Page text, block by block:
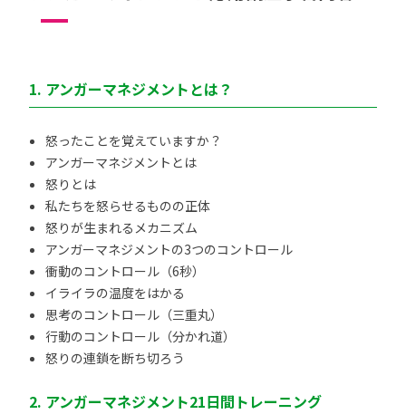
1. アンガーマネジメントとは？
怒ったことを覚えていますか？
アンガーマネジメントとは
怒りとは
私たちを怒らせるものの正体
怒りが生まれるメカニズム
アンガーマネジメントの3つのコントロール
衝動のコントロール（6秒）
イライラの温度をはかる
思考のコントロール（三重丸）
行動のコントロール（分かれ道）
怒りの連鎖を断ち切ろう
2. アンガーマネジメント21日間トレーニング